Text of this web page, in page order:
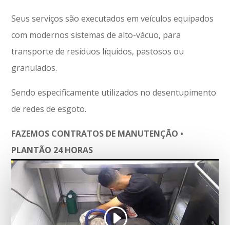
Seus serviços são executados em veículos equipados
com modernos sistemas de alto-vácuo, para
transporte de resíduos líquidos, pastosos ou
granulados.
Sendo especificamente utilizados no desentupimento
de redes de esgoto.
FAZEMOS CONTRATOS DE MANUTENÇÃO •
PLANTÃO 24 HORAS